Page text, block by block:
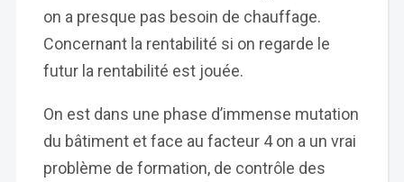
on a presque pas besoin de chauffage.
Concernant la rentabilité si on regarde le
futur la rentabilité est jouée.
On est dans une phase d’immense mutation
du bâtiment et face au facteur 4 on a un vrai
problème de formation, de contrôle des